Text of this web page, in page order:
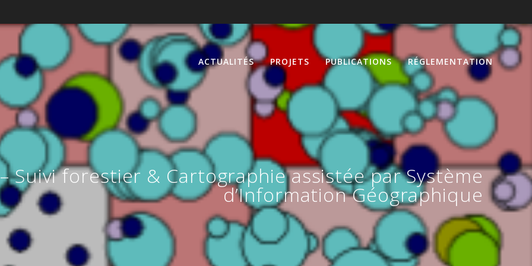
ACTUALITÉS PROJETS PUBLICATIONS RÉGLEMENTATION
Suivi forestier & Cartographie assistée par Système
d’Information Géographique